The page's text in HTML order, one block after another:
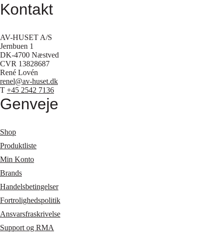
Kontakt
AV-HUSET A/S
Jernbuen 1
DK-4700 Næstved
CVR 13828687
René Lovén
renel@av-huset.dk
T +45 2542 7136
Genveje
Shop
Produktliste
Min Konto
Brands
Handelsbetingelser
Fortrolighedspolitik
Ansvarsfraskrivelse
Support og RMA